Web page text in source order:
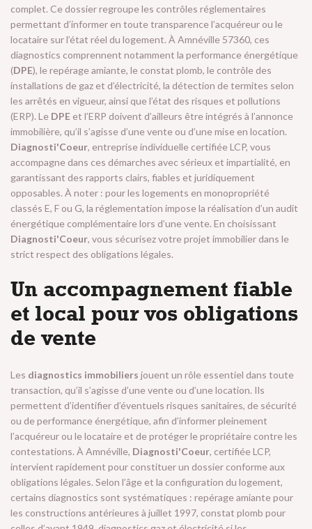
complet. Ce dossier regroupe les contrôles réglementaires
permettant d’informer en toute transparence l’acquéreur ou le
locataire sur l’état réel du logement. À Amnéville 57360, ces
diagnostics comprennent notamment la performance énergétique
(DPE), le repérage amiante, le constat plomb, le contrôle des
installations de gaz et d’électricité, la détection de termites selon
les arrêtés en vigueur, ainsi que l’état des risques et pollutions
(ERP). Le DPE et l’ERP doivent d’ailleurs être intégrés à l’annonce
immobilière, qu’il s’agisse d’une vente ou d’une mise en location.
Diagnosti'Coeur, entreprise individuelle certifiée LCP, vous
accompagne dans ces démarches avec sérieux et impartialité, en
garantissant des rapports clairs, fiables et juridiquement
opposables. À noter : pour les logements en monopropriété
classés E, F ou G, la réglementation impose la réalisation d’un audit
énergétique complémentaire lors d’une vente. En choisissant
Diagnosti'Coeur, vous sécurisez votre projet immobilier dans le
strict respect des obligations légales.
Un accompagnement fiable
et local pour vos obligations
de vente
Les diagnostics immobiliers jouent un rôle essentiel dans toute
transaction, qu’il s’agisse d’une vente ou d’une location. Ils
permettent d’identifier d’éventuels risques sanitaires, de sécurité
ou de performance énergétique, afin d’informer pleinement
l’acquéreur ou le locataire et de protéger le propriétaire contre les
contestations. À Amnéville, Diagnosti'Coeur, certifiée LCP,
intervient rapidement pour constituer un dossier conforme aux
obligations légales. Selon l’âge et la configuration du logement,
certains diagnostics sont systématiques : repérage amiante pour
les constructions antérieures à juillet 1997, constat plomb pour